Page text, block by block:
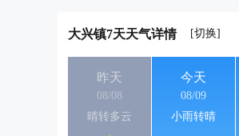
大兴镇7天天气详情 [切换]
昨天
08/08
晴转多云
今天
08/09
小雨转晴